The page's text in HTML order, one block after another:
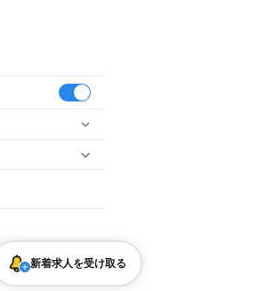
蒲原郡東蒲原郡
閉店準備）新着求人を受け取る